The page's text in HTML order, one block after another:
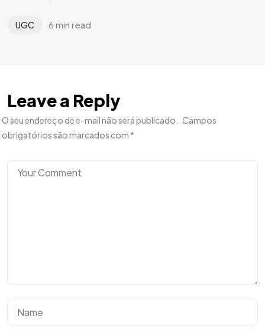
UGC 6 min read
Leave a Reply
O seu endereço de e-mail não será publicado.
Campos
obrigatórios são marcados com *